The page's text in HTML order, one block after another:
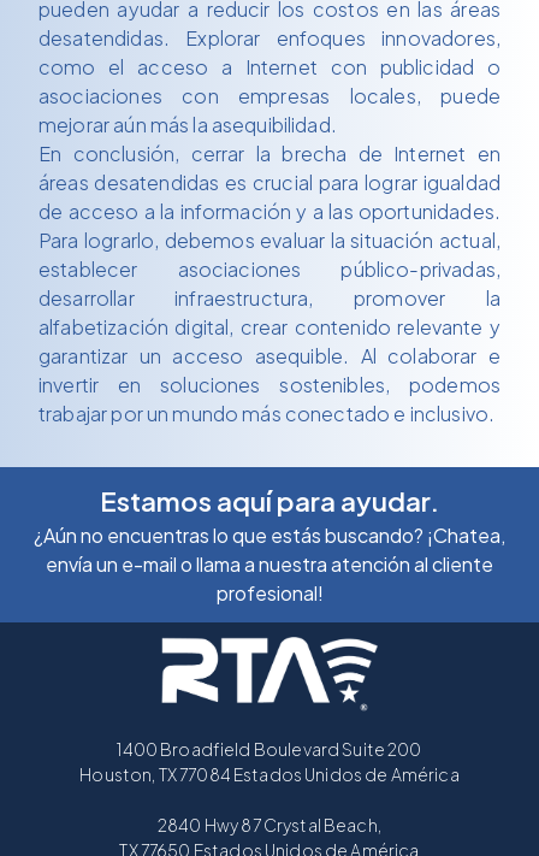
pueden ayudar a reducir los costos en las áreas
desatendidas. Explorar enfoques innovadores,
como el acceso a Internet con publicidad o
asociaciones con empresas locales, puede
mejorar aún más la asequibilidad.
En conclusión, cerrar la brecha de Internet en
áreas desatendidas es crucial para lograr igualdad
de acceso a la información y a las oportunidades.
Para lograrlo, debemos evaluar la situación actual,
establecer asociaciones público-privadas,
desarrollar infraestructura, promover la
alfabetización digital, crear contenido relevante y
garantizar un acceso asequible. Al colaborar e
invertir en soluciones sostenibles, podemos
trabajar por un mundo más conectado e inclusivo.
Estamos aquí para ayudar.
¿Aún no encuentras lo que estás buscando? ¡Chatea,
envía un e-mail o llama a nuestra atención al cliente
profesional!
1400 Broadfield Boulevard Suite 200
Houston, TX 77084 Estados Unidos de América
2840 Hwy 87 Crystal Beach,
TX 77650 Estados Unidos de América